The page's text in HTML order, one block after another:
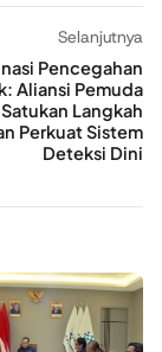
Selanjutnya
Pencegahan
Aliansi Pemuda
Langkah
Perkuat Sistem
Deteksi Dini